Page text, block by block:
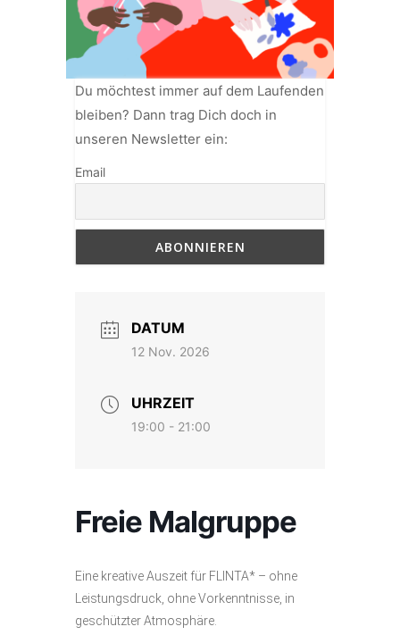
Du möchtest immer auf dem Laufenden
bleiben? Dann trag Dich doch in
unseren Newsletter ein:
Email
DATUM
12 Nov. 2026
UHRZEIT
19:00 - 21:00
Freie Malgruppe
Eine kreative Auszeit für FLINTA* – ohne
Leistungsdruck, ohne Vorkenntnisse, in
geschützter Atmosphäre.